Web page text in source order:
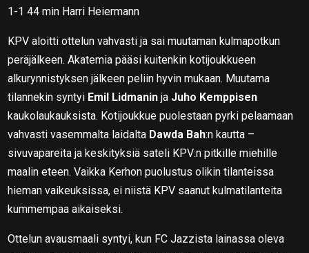
1-1 44 min Harri Heiermann
KPV aloitti ottelun vahvasti ja sai muutaman kulmapotkun
peräjälkeen. Akatemia pääsi kuitenkin kotijoukkueen
alkurynnistyksen jälkeen peliin hyvin mukaan. Muutama
tilannekin syntyi Emil Lidmanin ja Juho Kemppisen
kaukolaukauksista. Kotijoukkue puolestaan pyrki pelaamaan
vahvasti vasemmalta laidalta Dawda Bah:n kautta –
sivuvapareita ja keskityksiä sateli KPV:n pitkille miehille
maalin eteen. Vaikka Kerhon puolustus olikin tilanteissa
hieman vaikeuksissa, ei niistä KPV saanut kulmatilanteita
kummempaa aikaiseksi.
Ottelun avausmaali syntyi, kun FC Jazzista lainassa oleva